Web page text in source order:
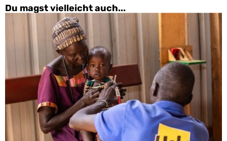
Du magst vielleicht auch...